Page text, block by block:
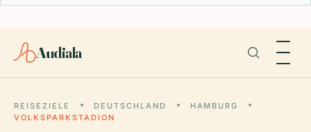
Audiala
REISEZIELE DEUTSCHLAND
HAMBURG
VOLKSPARKSTADION